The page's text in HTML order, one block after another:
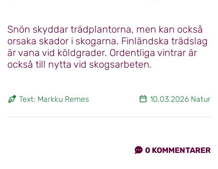
Snön skyddar trädplantorna, men kan också
orsaka skador i skogarna. Finländska trädslag
är vana vid köldgrader. Ordentliga vintrar är
också till nytta vid skogsarbeten.
Text: Markku Remes 10.03.2026 Natur
0 KOMMENTARER